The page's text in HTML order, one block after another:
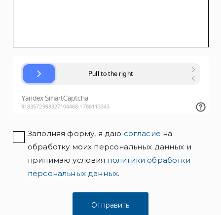
Заполняя форму, я даю согласие на
обработку моих персональных данных и
принимаю условия политики обработки
персональных данных.